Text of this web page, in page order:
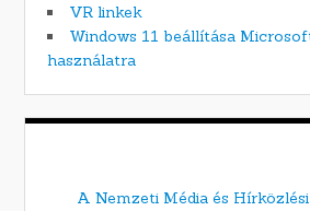
VR linkek
Windows 11 beállítása
használatra
A Nemzeti Média és